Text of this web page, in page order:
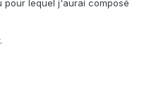
pour lequel j'aurai composé